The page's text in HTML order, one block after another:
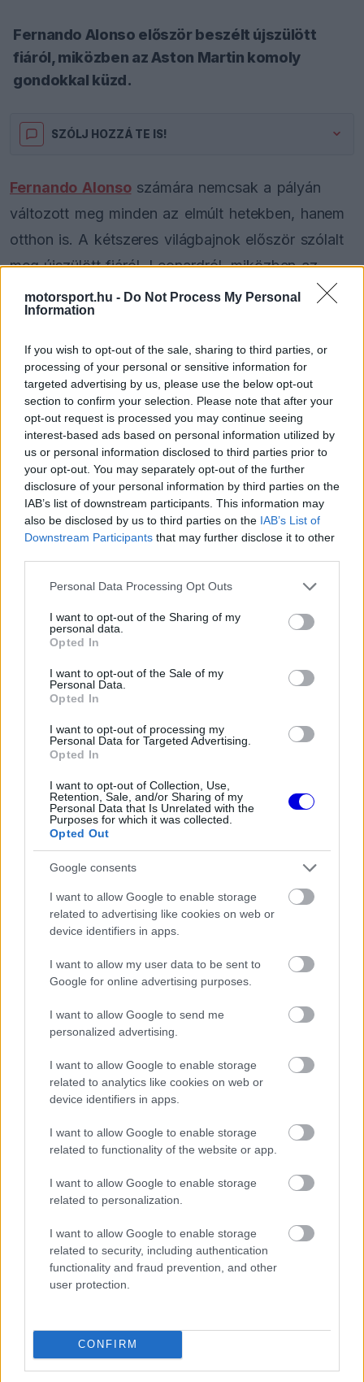
motorsport.hu - Do Not Process My Personal
Information
If you wish to opt-out of the sale, sharing to third parties, or
processing of your personal or sensitive information for
targeted advertising by us, please use the below opt-out
section to confirm your selection. Please note that after your
opt-out request is processed you may continue seeing
interest-based ads based on personal information utilized by
us or personal information disclosed to third parties prior to
your opt-out. You may separately opt-out of the further
disclosure of your personal information by third parties on the
IAB’s list of downstream participants. This information may
also be disclosed by us to third parties on the IAB’s List of
Downstream Participants that may further disclose it to other
Please note that this website/app uses one or more Google
not limited to your visit or usage behaviour. You may click to
grant or deny consent to Google and its third-party tags to
use your data for below specified purposes in below Google
consent section.
Personal Data Processing Opt Outs
I want to opt-out of the Sharing of my
personal data.
Opted In
I want to opt-out of the Sale of my
Personal Data.
Opted In
I want to opt-out of processing my
Personal Data for Targeted Advertising.
Opted In
I want to opt-out of Collection, Use,
Retention, Sale, and/or Sharing of my
Personal Data that Is Unrelated with the
Purposes for which it was collected.
Opted Out
Google consents
I want to allow Google to enable storage
related to advertising like cookies on web or
device identifiers in apps.
I want to allow my user data to be sent to
Google for online advertising purposes.
I want to allow Google to send me
personalized advertising.
I want to allow Google to enable storage
related to analytics like cookies on web or
device identifiers in apps.
I want to allow Google to enable storage
related to functionality of the website or app.
I want to allow Google to enable storage
related to personalization.
I want to allow Google to enable storage
related to security, including authentication
functionality and fraud prevention, and other
user protection.
CONFIRM
Fernando Alonso először beszélt újszülött
fiáról, miközben az Aston Martin komoly
gondokkal küzd.
SZÓLJ HOZZÁ TE IS!
Fernando Alonsoszámára nemcsak a pályán
változott meg minden az elmúlt hetekben, hanem
otthon is. A kétszeres világbajnok először szólalt
meg újszülött fiáról, Leonardról, miközben az
Aston Martin egyelőre pont nélkül várja a Miami
Nagydíjat.
A floridai hétvége előtt a csapat helyzete finoman
szólva sem ideális. Az Aston Martin és a Honda
együttműködése döcögősen indult, az autót
komoly vibrációs problémák hátráltatják, így
három futam után még nem sikerült pontot
szerezni. Alonso eközben kulcsszerepet vállal a
fejlesztési munkában, hiszen tapasztalatára nagy
szükség van a motor körüli gondok feltárásához.
Player
is
This
modal
window.
The media could not be loaded, either because
the server or network failed or because the format
A pályán kívül azonban egészen más kihívások
várnak rá. A 44 éves spanyol a Forma–1 hivatalos
mosolyogva, majd hozzátette, hogy nincs egyedül
a feladatban. „Hihetetlen édesanyja van, aki
gondoskodik róla, és megtanít engem is arra, mit
kell tennem.”
EZEKET IS AJÁNLJUK
FORMA-1
A Ferrari olyan útra lépett amely
FORMA-1
Sergio Perez válthatja Carlos